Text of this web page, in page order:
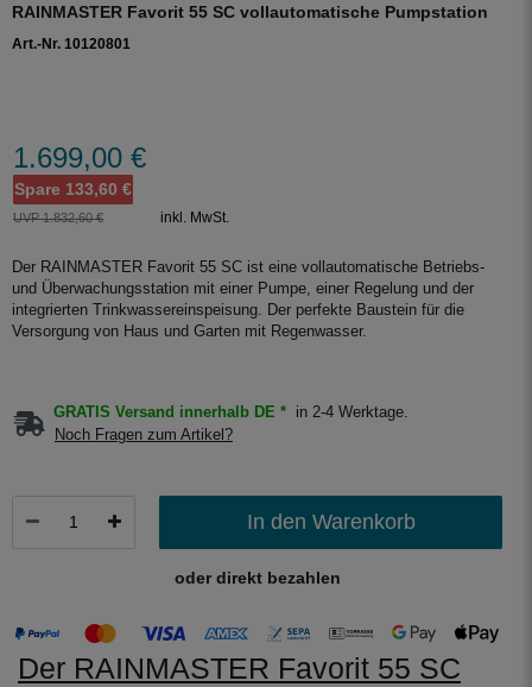
RAINMASTER Favorit 55 SC vollautomatische Pumpstation
Art.-Nr. 10120801
1.699,00 €
Spare 133,60 €
UVP 1.832,60 € inkl. MwSt.
Der RAINMASTER Favorit 55 SC ist eine vollautomatische Betriebs-
und Überwachungsstation mit einer Pumpe, einer Regelung und der
integrierten Trinkwassereinspeisung. Der perfekte Baustein für die
Versorgung von Haus und Garten mit Regenwasser.
GRATIS Versand innerhalb DE *
in 2-4 Werktage.
Noch Fragen zum Artikel?
In den Warenkorb
oder direkt bezahlen
Der RAINMASTER Favorit 55 SC